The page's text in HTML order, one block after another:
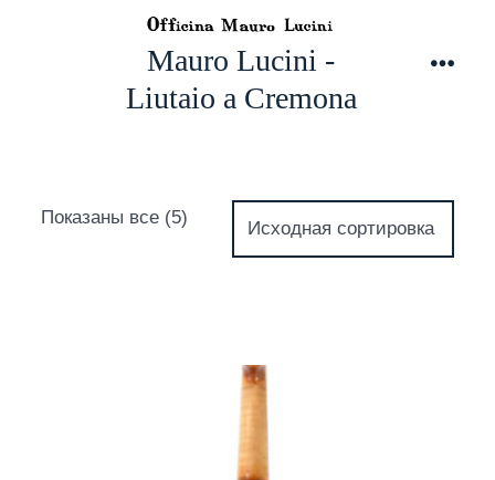
Mauro Lucini -
Liutaio a Cremona
Показаны все (5)